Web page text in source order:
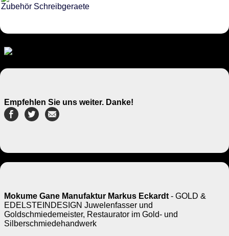
Zubehör Schreibgeraete
Empfehlen Sie uns weiter. Danke!
Mokume Gane Manufaktur Markus Eckardt - GOLD &
EDELSTEINDESIGN Juwelenfasser und
Goldschmiedemeister, Restaurator im Gold- und
Silberschmiedehandwerk